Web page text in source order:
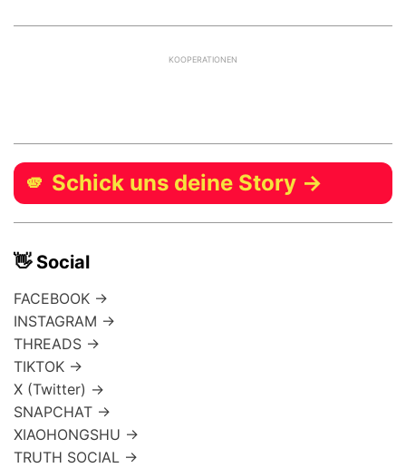
KOOPERATIONEN
🫵 Schick uns deine Story →
👋 Social
FACEBOOK →
INSTAGRAM →
THREADS →
TIKTOK →
X (Twitter) →
SNAPCHAT →
XIAOHONGSHU →
TRUTH SOCIAL →